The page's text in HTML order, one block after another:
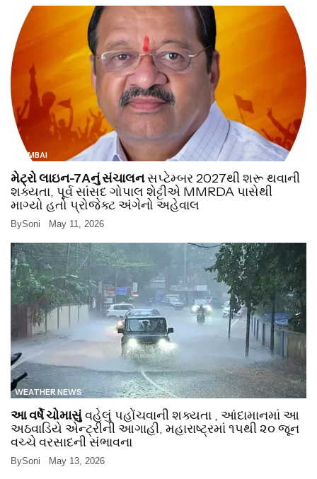
MUMBAI
મેટ્રો લાઇન-7Aનું સંચાલનસપ્ટેમ્બર 2027થી શરૂ થવાની
શક્યતા, પૂર્વ સાંસદ ગોપાલ શેટ્ટીએ MMRDA પાસેથી
માગ્યો હતો પ્રોજેક્ટ અંગેનો અહેવાલ
BySoni May 11, 2026
WEATHER NEWS
આ વર્ષે ચોમાસુંવહેલું પહોંચવાની શક્યતા , આંદામાનમાં આ
અઠવાડિયે એન્ટ્રીની આગાહી, મહારાષ્ટ્રમાં ૧૫થી ૨૦ જૂન
વચ્ચે વરસાદની સંભાવના
BySoni May 13, 2026